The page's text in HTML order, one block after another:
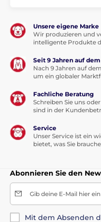
Unsere eigene Marke
Wir produzieren und
intelligente Produkte
Seit 9 Jahren auf
Nach 9 Jahren auf
um ein globaler
Fachliche Beratung
Schreiben Sie uns
sind in der
Service
Unser Service ist ein
bietet, was Sie
Abonnieren Sie den
Gib deine E-Mail hier ein
Mit dem Absenden